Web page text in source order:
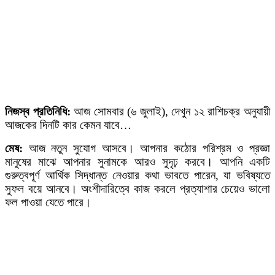
নিজস্ব প্রতিনিধি: আজ সোমবার (৬ জুলাই), দেখুন ১২ রাশিচক্র অনুযায়ী
আজকের দিনটি কার কেমন যাবে…
মেষ: আজ নতুন সুযোগ আসবে। আপনার কঠোর পরিশ্রম ও প্রজ্ঞা
মানুষের মাঝে আপনার সুনামকে আরও সুদৃঢ় করবে। আপনি একটি
গুরুত্বপূর্ণ আর্থিক সিদ্ধান্ত নেওয়ার কথা ভাবতে পারেন, যা ভবিষ্যতে
সুফল বয়ে আনবে। অংশীদারিত্বে কাজ করলে প্রত্যাশার চেয়েও ভালো
ফল পাওয়া যেতে পারে।